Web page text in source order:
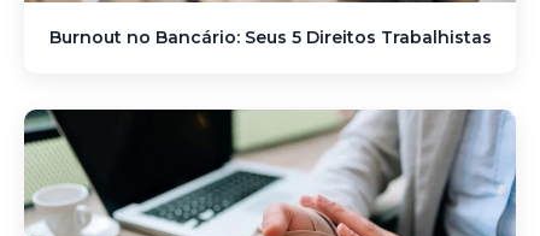
Burnout no Bancário: Seus 5 Direitos Trabalhistas